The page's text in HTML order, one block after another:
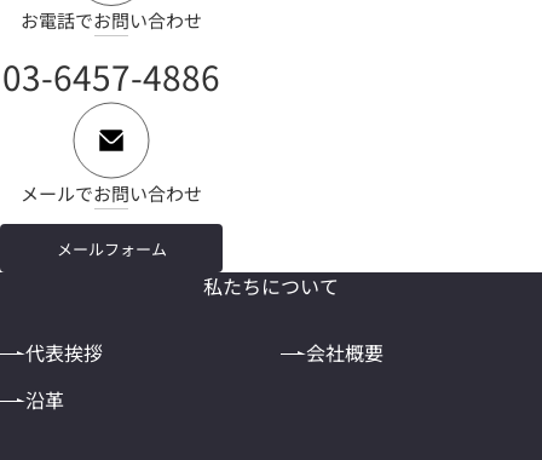
お電話でお問い合わせ
03-6457-4886
メールでお問い合わせ
メールフォーム
私たちについて
代表挨拶
会社概要
沿革